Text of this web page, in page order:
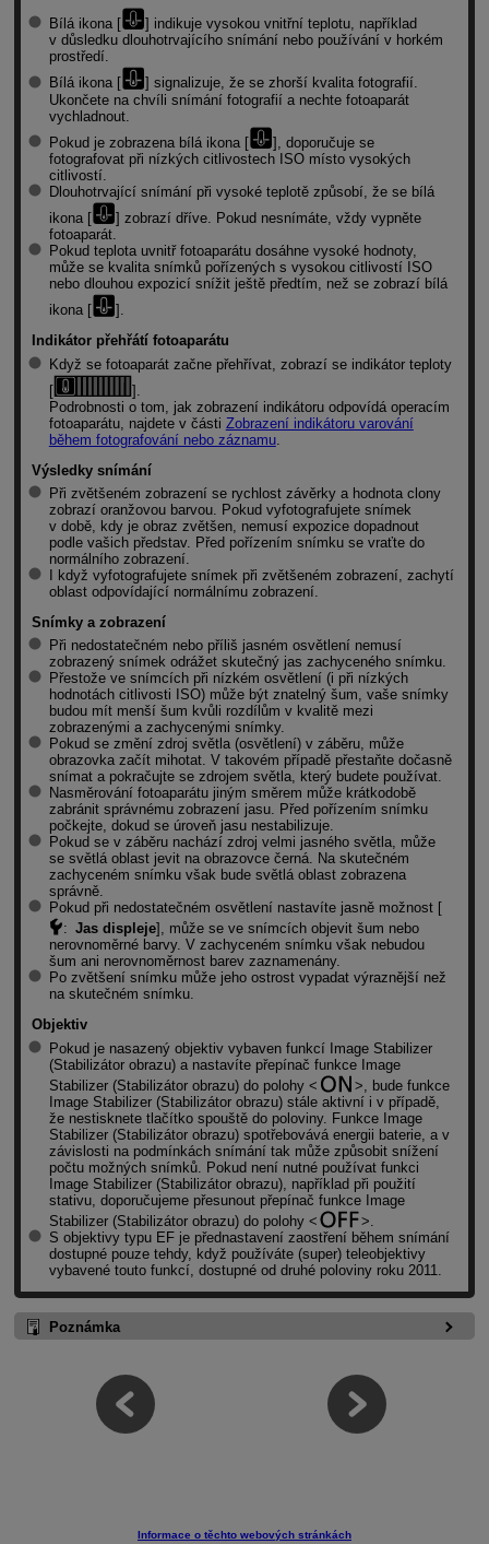
Bílá ikona [
] indikuje vysokou vnitřní teplotu, například
v důsledku dlouhotrvajícího snímání nebo používání v horkém
prostředí.
Bílá ikona [
] signalizuje, že se zhorší kvalita fotografií.
Ukončete na chvíli snímání fotografií a nechte fotoaparát
vychladnout.
Pokud je zobrazena bílá ikona [
], doporučuje se
fotografovat při nízkých citlivostech ISO místo vysokých
citlivostí.
Dlouhotrvající snímání při vysoké teplotě způsobí, že se bílá
ikona [
] zobrazí dříve. Pokud nesnímáte, vždy vypněte
fotoaparát.
Pokud teplota uvnitř fotoaparátu dosáhne vysoké hodnoty,
může se kvalita snímků pořízených s vysokou citlivostí ISO
nebo dlouhou expozicí snížit ještě předtím, než se zobrazí bílá
ikona [
].
Indikátor přehřátí fotoaparátu
Když se fotoaparát začne přehřívat, zobrazí se indikátor teploty
[
].
Podrobnosti o tom, jak zobrazení indikátoru odpovídá operacím
fotoaparátu, najdete v části Zobrazení indikátoru varování
během fotografování nebo záznamu.
Výsledky snímání
Při zvětšeném zobrazení se rychlost závěrky a hodnota clony
zobrazí oranžovou barvou. Pokud vyfotografujete snímek
v době, kdy je obraz zvětšen, nemusí expozice dopadnout
podle vašich představ. Před pořízením snímku se vraťte do
normálního zobrazení.
I když vyfotografujete snímek při zvětšeném zobrazení, zachytí
oblast odpovídající normálnímu zobrazení.
Snímky a zobrazení
Při nedostatečném nebo příliš jasném osvětlení nemusí
zobrazený snímek odrážet skutečný jas zachyceného snímku.
Přestože ve snímcích při nízkém osvětlení (i při nízkých
hodnotách citlivosti ISO) může být znatelný šum, vaše snímky
budou mít menší šum kvůli rozdílům v kvalitě mezi
zobrazenými a zachycenými snímky.
Pokud se změní zdroj světla (osvětlení) v záběru, může
obrazovka začít mihotat. V takovém případě přestaňte dočasně
snímat a pokračujte se zdrojem světla, který budete používat.
Nasměrování fotoaparátu jiným směrem může krátkodobě
zabránit správnému zobrazení jasu. Před pořízením snímku
počkejte, dokud se úroveň jasu nestabilizuje.
Pokud se v záběru nachází zdroj velmi jasného světla, může
se světlá oblast jevit na obrazovce černá. Na skutečném
zachyceném snímku však bude světlá oblast zobrazena
správně.
Pokud při nedostatečném osvětlení nastavíte jasně možnost [
: Jas displeje], může se ve snímcích objevit šum nebo
nerovnoměrné barvy. V zachyceném snímku však nebudou
šum ani nerovnoměrnost barev zaznamenány.
Po zvětšení snímku může jeho ostrost vypadat výraznější než
na skutečném snímku.
Objektiv
Pokud je nasazený objektiv vybaven funkcí Image Stabilizer
(Stabilizátor obrazu) a nastavíte přepínač funkce Image
Stabilizer (Stabilizátor obrazu) do polohy
, bude funkce
Image Stabilizer (Stabilizátor obrazu) stále aktivní i v případě,
že nestisknete tlačítko spouště do poloviny. Funkce Image
Stabilizer (Stabilizátor obrazu) spotřebovává energii baterie, a v
závislosti na podmínkách snímání tak může způsobit snížení
počtu možných snímků. Pokud není nutné používat funkci
Image Stabilizer (Stabilizátor obrazu), například při použití
stativu, doporučujeme přesunout přepínač funkce Image
Stabilizer (Stabilizátor obrazu) do polohy
S objektivy typu EF je přednastavení zaostření během snímání
dostupné pouze tehdy, když používáte (super) teleobjektivy
vybavené touto funkcí, dostupné od druhé poloviny roku 2011.
Poznámka
Informace o těchto webových stránkách